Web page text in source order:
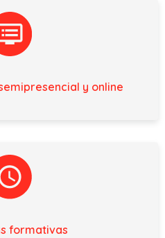
y online
formativas